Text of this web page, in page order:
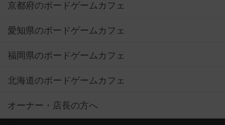
京都府のボードゲームカフェ
愛知県のボードゲームカフェ
福岡県のボードゲームカフェ
北海道のボードゲームカフェ
オーナー・店長の方へ